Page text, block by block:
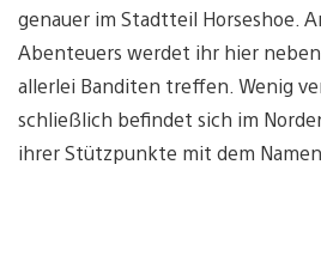
genauer im Stadtteil Horseshoe.
Abenteuers werdet ihr hier
allerlei Banditen treffen. Wenig
schließlich befindet sich im
ihrer Stützpunkte mit dem Namen